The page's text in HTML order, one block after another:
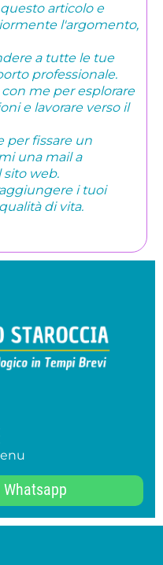
articolo e
l'argomento,
a tutte le tue
professionale.
me per esplorare
e lavorare verso il
per fissare un
una mail a
sito web.
i tuoi
di vita.